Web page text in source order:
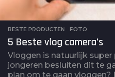
BESTE PRODUCTEN ,FOTO
5 Beste vlog camera’s
Vloggen is natuurlijk
jongeren besluiten dit te
plan om te gaan vloggen?